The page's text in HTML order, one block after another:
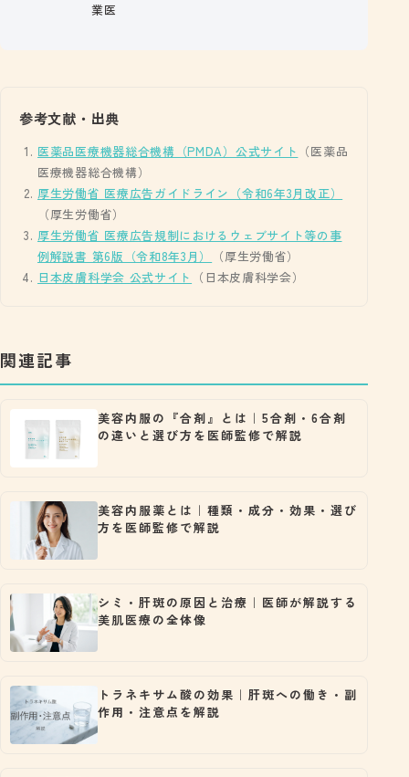
業医
参考文献・出典
医薬品医療機器総合機構（PMDA）公式サイト （医薬品
医療機器総合機構）
厚生労働省 医療広告ガイドライン（令和6年3月改正）
（厚生労働省）
厚生労働省 医療広告規制におけるウェブサイト等の事
例解説書 第6版（令和8年3月）
（厚生労働省）
日本皮膚科学会 公式サイト
（日本皮膚科学会）
関連記事
美容内服の『合剤』とは｜5合剤・6合剤
の違いと選び方を医師監修で解説
美容内服薬とは｜種類・成分・効果・選び
方を医師監修で解説
シミ・肝斑の原因と治療｜医師が解説する
美肌医療の全体像
トラネキサム酸の効果｜肝斑への働き・副
作用・注意点を解説